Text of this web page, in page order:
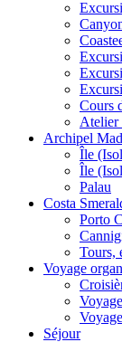
Cours
Atelier
Archipel
Île
Île
Palau
Costa
Porto
Tours,
Voyage
Séjour